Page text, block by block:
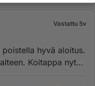
Vastattu 5v
hyvä aloitus.
Koitappa nyt